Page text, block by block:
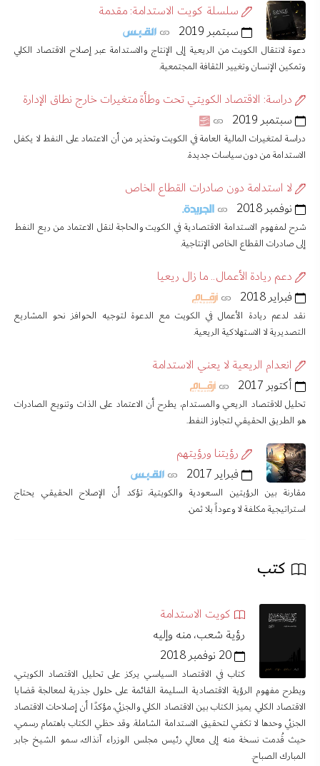
سلسلة كويت الاستدامة: مقدمة
سبتمبر 2019
دعوة لانتقال الكويت من الريعية إلى الإنتاج والاستدامة عبر إصلاح الاقتصاد الكلي
وتمكين الإنسان وتغيير الثقافة المجتمعية.
دراسة: الاقتصاد الكويتي تحت وطأة متغيرات خارج نطاق الإدارة
سبتمبر 2019
دراسة لمتغيرات المالية العامة في الكويت وتحذير من أن الاعتماد على النفط لا يكفل
الاستدامة من دون سياسات جديدة.
لا استدامة دون صادرات القطاع الخاص
نوفمبر 2018
شرح لمفهوم الاستدامة الاقتصادية في الكويت والحاجة لنقل الاعتماد من ريع النفط
إلى صادرات القطاع الخاص الإنتاجية.
دعم ريادة الأعمال.. ما زال ريعيا
فبراير 2018
نقد لدعم ريادة الأعمال في الكويت مع الدعوة لتوجيه الحوافز نحو المشاريع
التصديرية لا الاستهلاكية الريعية.
انعدام الريعية لا يعني الاستدامة
أكتوبر 2017
تحليل للاقتصاد الريعي والمستدام، يطرح أن الاعتماد على الذات وتنويع الصادرات
هو الطريق الحقيقي لتجاوز النفط.
رؤيتنا ورؤيتهم
فبراير 2017
مقارنة بين الرؤيتين السعودية والكويتية، تؤكد أن الإصلاح الحقيقي يحتاج
استراتيجية مكلفة لا وعوداً بلا ثمن.
كتب
كويت الاستدامة
رؤية شعب، منه وإليه
كتاب في الاقتصاد السياسي يركز على تحليل الاقتصاد الكويتي،
ويطرح مفهوم الرؤية الاقتصادية السليمة القائمة على حلول جذرية لمعالجة قضايا
الاقتصاد الكلي. يميز الكتاب بين الاقتصاد الكلي والجزئي، مؤكدًا أن إصلاحات الاقتصاد
الجزئي وحدها لا تكفي لتحقيق الاستدامة الشاملة. وقد حظي الكتاب باهتمام رسمي،
حيث قُدمت نسخة منه إلى معالي رئيس مجلس الوزراء آنذاك، سمو الشيخ جابر
المبارك الصباح.